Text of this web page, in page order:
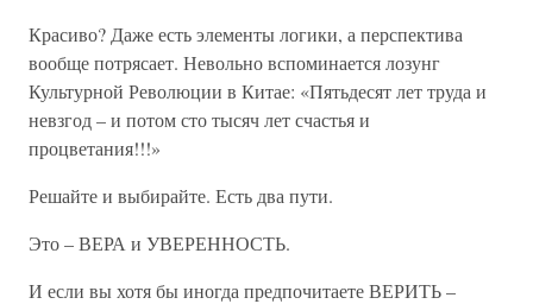
Красиво? Даже есть элементы логики, а перспектива
вообще потрясает. Невольно вспоминается лозунг
Культурной Революции в Китае: «Пятьдесят лет труда и
невзгод – и потом сто тысяч лет счастья и
процветания!!!»
Решайте и выбирайте. Есть два пути.
Это – ВЕРА и УВЕРЕННОСТЬ.
И если вы хотя бы иногда предпочитаете ВЕРИТЬ –